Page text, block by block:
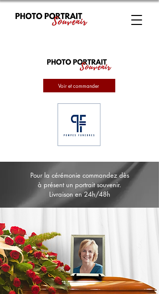
Voir et commander
Pour la cérémonie commandez dès
à présent un portrait souvenir.
Livraison en 24h/48h